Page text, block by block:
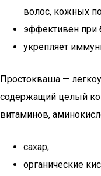
волос, кожных
эффективен при
укрепляет
Простокваша —
содержащий целый
витаминов,
сахар;
органические